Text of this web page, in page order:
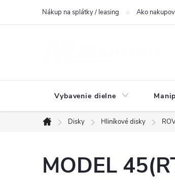
Nákup na splátky / leasing Ako
Vybavenie dielne
Domov
Disky Hliníkové disky
MODEL